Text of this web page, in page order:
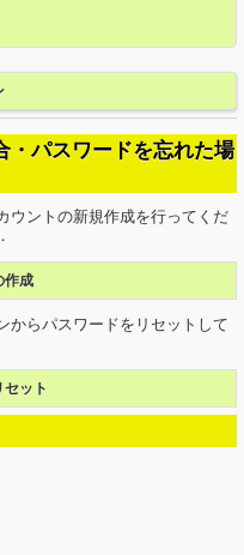
・パスワードを忘れた場
ウントの新規作成を行ってくだ
作成
からパスワードをリセットして
セット